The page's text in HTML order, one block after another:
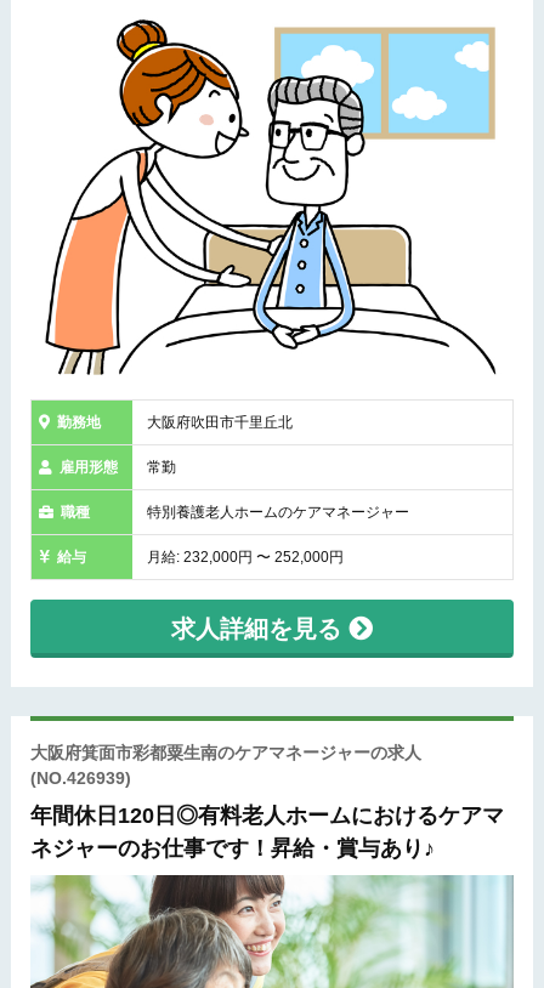
勤務地 大阪府吹田市千里丘北
雇用形態 常勤
職種 特別養護老人ホームのケアマネージャー
給与 月給: 232,000円 〜 252,000円
求人詳細を見る
大阪府箕面市彩都粟生南のケアマネージャーの求人
(NO.426939)
年間休日120日◎有料老人ホームにおけるケアマ
ネジャーのお仕事です！昇給・賞与あり♪